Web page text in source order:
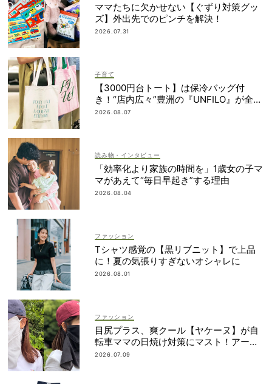
ママたちに欠かせない【ぐずり対策グッ
ズ】外出先でのピンチを解決！
2026.07.31
子育て
【3000円台トート】は保冷バッグ付
き！“店内広々”豊洲の『UNFILO』が全マ
マのオシャレと気分をアゲてくれる
2026.08.07
読み物・インタビュー
「効率化より家族の時間を」1歳女の子マ
マがあえて“毎日早起き”する理由
2026.08.04
ファッション
Tシャツ感覚の【黒リブニット】で上品
に！夏の気張りすぎないオシャレに
2026.08.01
ファッション
目尻プラス、爽クール【ヤケーヌ】が自
転車ママの日焼け対策にマスト！アーム
カバーの愛用者も
2026.07.09